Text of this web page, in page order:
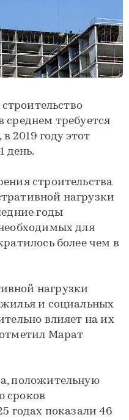
среднем требуется
2019 году этот
день.
строительства
нагрузки
годы
для
более чем в
нагрузки
и социальных
влияет на их
Марат
положительную
сроков
годах показали 46